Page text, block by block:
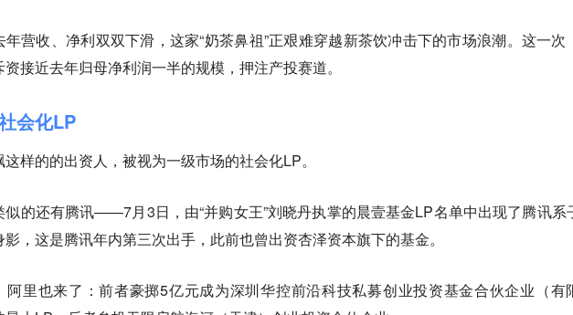
年营收、净利双双下滑，这家“奶茶鼻祖”正艰难穿越新茶饮冲击下的市场浪潮。这一次
接近去年归母净利润一半的规模，押注产投赛道。
会化LP
样的的出资人，被视为一级市场的社会化LP。
似的还有腾讯——7月3日，由“并购女王”刘晓丹执掌的晨壹基金LP名单中出现了腾讯系
影，这是腾讯年内第三次出手，此前也曾出资杏泽资本旗下的基金。
阿里也来了：前者豪掷5亿元成为深圳华控前沿科技私募创业投资基金合伙企业（有